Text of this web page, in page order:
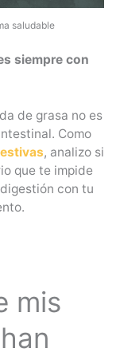
saludable
siempre con
de grasa no es
Como
, analizo si
que te impide
con tu
mis